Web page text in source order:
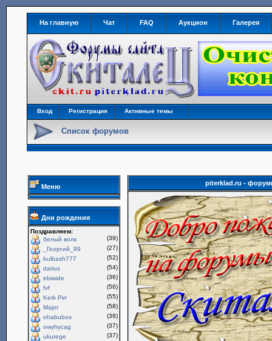
На главную Чат FAQ Аукцион Галерея
Вход Регистрация Активные темы
Список форумов
Меню
Дни рождения
Поздравляем:
белый волк
(39)
_Георгий_99
(27)
bulbash777
(52)
darius
(54)
ebiwide
(36)
fvf
(56)
Kerk Pirr
(55)
Major
(58)
ohabubos
(38)
owyhycag
(37)
ukurege
(37)
piterklad.ru -